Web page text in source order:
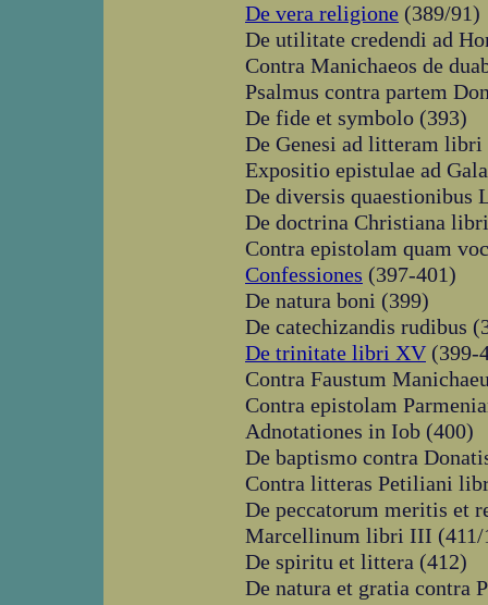
De vera religione (389/91)
De utilitate credendi ad
Contra Manichaeos de
Psalmus contra partem
De fide et symbolo (393)
De Genesi ad litteram
Expositio epistulae ad
De diversis
De doctrina Christiana
Contra epistolam quam
Confessiones (397-401)
De natura boni (399)
De catechizandis rudibus
De trinitate libri XV (399-
Contra Faustum
Contra epistolam
Adnotationes in Iob (400)
De baptismo contra
Contra litteras Petiliani
De peccatorum meritis et
Marcellinum libri III (411/
De spiritu et littera (412)
De natura et gratia contra